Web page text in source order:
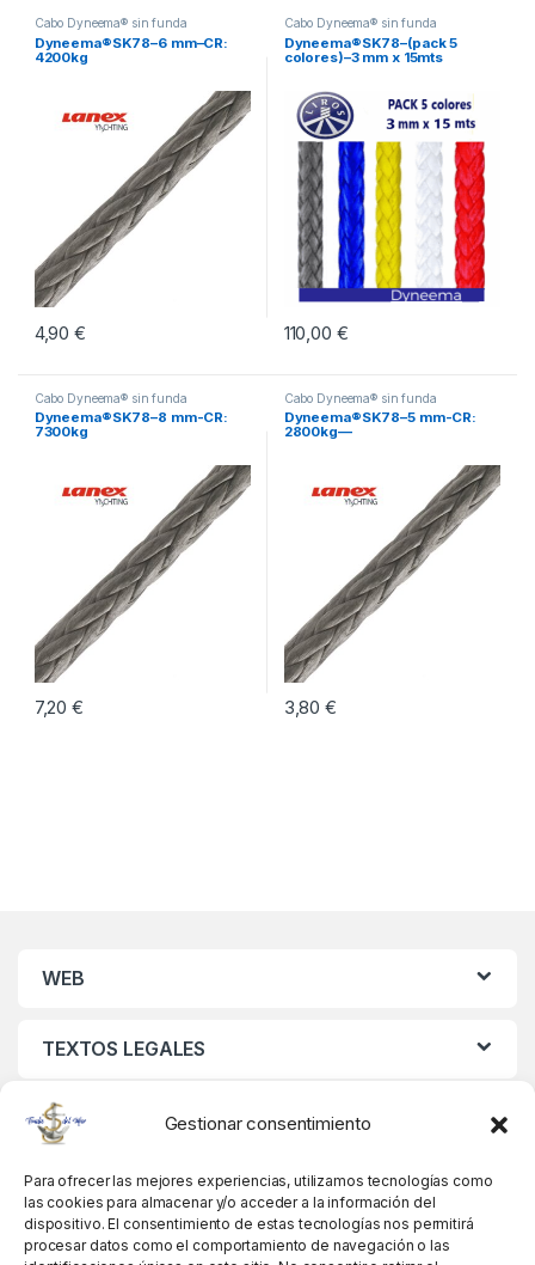
Gestionar consentimiento
Para ofrecer las mejores experiencias, utilizamos tecnologías como
las cookies para almacenar y/o acceder a la información del
dispositivo. El consentimiento de estas tecnologías nos permitirá
procesar datos como el comportamiento de navegación o las
Cabo Dyneema® sin funda
Dyneema®SK78–6 mm–CR:
4200kg
4,90€
Cabo Dyneema® sin funda
Dyneema®SK78–(pack 5
colores)–3 mm x 15mts
110,00 €
Cabo Dyneema® sin funda
Dyneema®SK78–8 mm-CR:
7300kg
7,20€
Cabo Dyneema® sin funda
Dyneema®SK78–5 mm-CR:
2800kg—
3,80€
WEB
TEXTOS LEGALES
MIS DATOS